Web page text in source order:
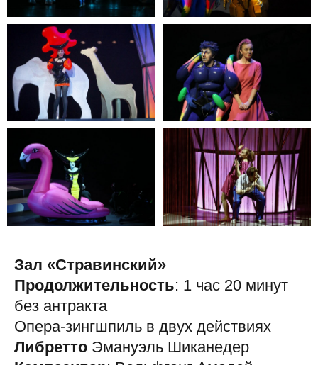
Зал «Стравинский»
Продолжительность: 1 час 20 минут
без антракта
Опера-зингшпиль в двух действиях
Либретто Эмануэль Шиканедер